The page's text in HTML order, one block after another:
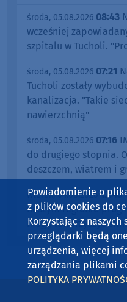
środa, 05.08.2026 08:43
wcześniej
szpitalu w Tucholi.
środa, 05.08.2026 07:21
Tucholi zostały
kanalizacja. "Takie
nawierzchnią"
środa, 05.08.2026 07:16
do drugiego stopnia.
deszczem, wiatrem i
wtorek, 04.08.2026 12:45
naszym regionie
mogą towarzyszyć
Powiadomienie o
z plików cookies do
Korzystając z
przeglądarki będą
urządzenia, więcej
zarządzania plikami
POLITYKA